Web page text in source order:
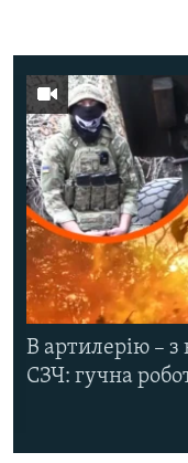
В артилерію – з
СЗЧ: гучна